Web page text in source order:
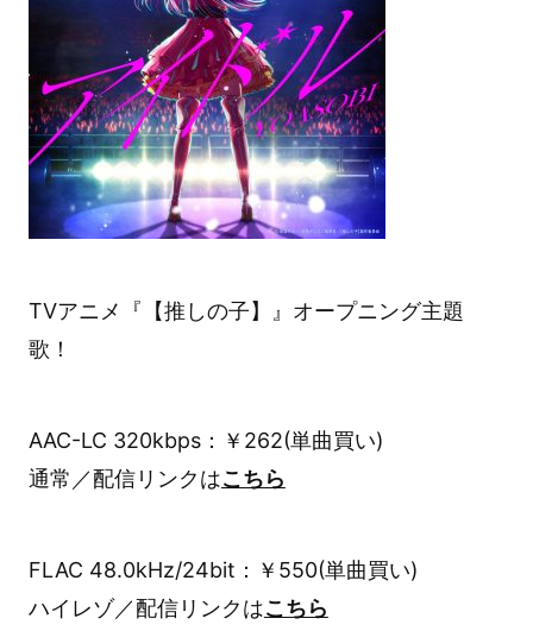
TVアニメ『【推しの子】』オープニング主題
歌！
AAC-LC 320kbps：￥262(単曲買い)
通常／配信リンクはこちら
FLAC 48.0kHz/24bit：￥550(単曲買い)
ハイレゾ／配信リンクはこちら